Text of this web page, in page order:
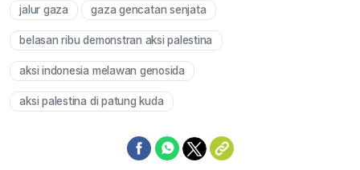
jalur gaza gaza gencatan senjata
belasan ribu demonstran aksi palestina
aksi indonesia melawan genosida
aksi palestina di patung kuda